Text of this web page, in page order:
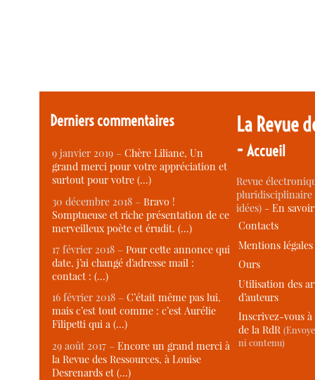
Derniers commentaires
9 janvier 2019 –Chère Liliane, Un
grand merci pour votre appréciation et
surtout pour votre (…)
30 décembre 2018 –Bravo !
Somptueuse et riche présentation de ce
merveilleux poète et érudit. (…)
17 février 2018 –Pour cette annonce qui
date, j’ai changé d’adresse mail :
contact : (…)
16 février 2018 –C’était même pas lui,
mais c’est tout comme : c’est Aurélie
Filipetti qui a (…)
29 août 2017 –Encore un grand merci à
la Revue des Ressources, à Louise
Desrenards et (…)
La Revue
-Accueil
Revue
idées) -En
Contacts
Mentions légales
Ours
Utilisation des
d’auteurs
Inscrivez-vous
de la RdR
ni contenu)